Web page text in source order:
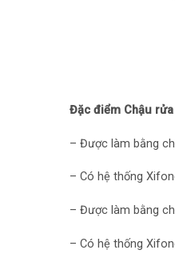
Đặc điểm Chậu rửa
– Được làm bằng
– Có hệ thống
– Được làm bằng
– Có hệ thống